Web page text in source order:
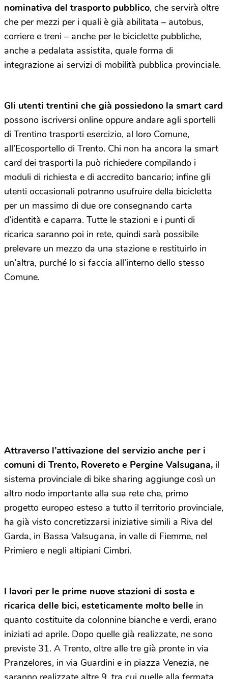
nominativa del trasporto pubblico, che servirà oltre
che per mezzi per i quali è già abilitata – autobus,
corriere e treni – anche per le biciclette pubbliche,
anche a pedalata assistita, quale forma di
integrazione ai servizi di mobilità pubblica provinciale.
Gli utenti trentini che già possiedono la smart card
possono iscriversi online oppure andare agli sportelli
di Trentino trasporti esercizio, al loro Comune,
all’Ecosportello di Trento. Chi non ha ancora la smart
card dei trasporti la può richiedere compilando i
moduli di richiesta e di accredito bancario; infine gli
utenti occasionali potranno usufruire della bicicletta
per un massimo di due ore consegnando carta
d’identità e caparra. Tutte le stazioni e i punti di
ricarica saranno poi in rete, quindi sarà possibile
prelevare un mezzo da una stazione e restituirlo in
un’altra, purché lo si faccia all’interno dello stesso
Comune.
Attraverso l’attivazione del servizio anche per i
comuni di Trento, Rovereto e Pergine Valsugana, il
sistema provinciale di bike sharing aggiunge così un
altro nodo importante alla sua rete che, primo
progetto europeo esteso a tutto il territorio provinciale,
ha già visto concretizzarsi iniziative simili a Riva del
Garda, in Bassa Valsugana, in valle di Fiemme, nel
Primiero e negli altipiani Cimbri.
I lavori per le prime nuove stazioni di sosta e
ricarica delle bici, esteticamente molto belle in
quanto costituite da colonnine bianche e verdi, erano
iniziati ad aprile. Dopo quelle già realizzate, ne sono
previste 31. A Trento, oltre alle tre già pronte in via
Pranzelores, in via Guardini e in piazza Venezia, ne